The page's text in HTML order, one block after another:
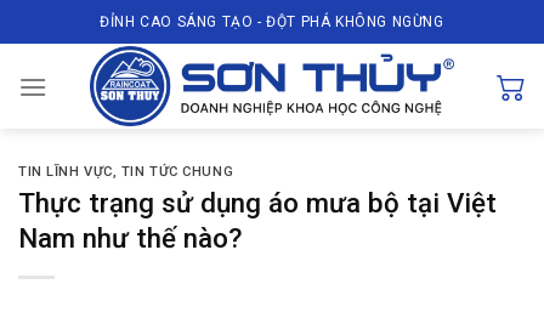
to
content
ĐỈNH CAO SÁNG TẠO - ĐỘT PHÁ KHÔNG NGỪNG
TIN LĨNH VỰC, TIN TỨC CHUNG
Thực trạng sử dụng áo mưa bộ tại Việt
Nam như thế nào?